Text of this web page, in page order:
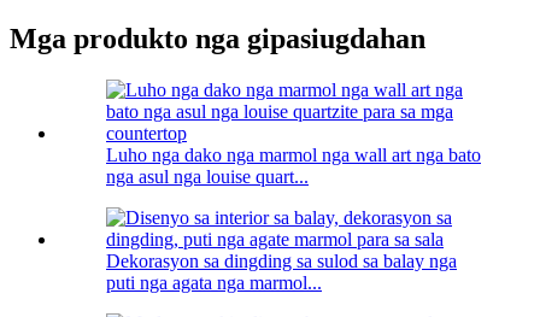
Mga produkto nga gipasiugdahan
Luho nga dako nga marmol nga wall art nga bato
nga asul nga louise quart...
Dekorasyon sa dingding sa sulod sa balay nga
puti nga agata nga marmol...